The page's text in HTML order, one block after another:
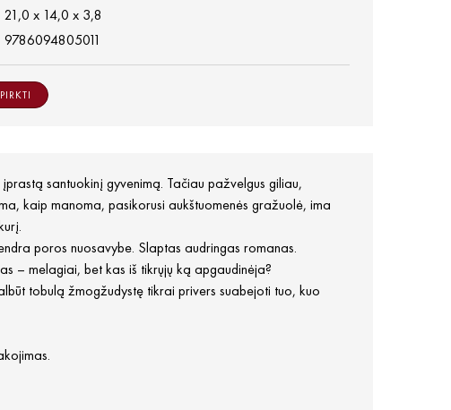
21,0 x 14,0 x 3,8
9786094805011
PIRKTI
santuokinį gyvenimą. Tačiau pažvelgus giliau,
kaip manoma, pasikorusi aukštuomenės gražuolė, ima
poros nuosavybe. Slaptas audringas romanas.
– melagiai, bet kas iš tikrųjų ką apgaudinėja?
tobulą žmogžudystę tikrai privers suabejoti tuo, kuo